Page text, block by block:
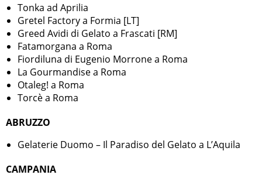
Tonka ad Aprilia
Gretel Factory a Formia [LT]
Greed Avidi di Gelato a Frascati [RM]
Fatamorgana a Roma
Fiordiluna di Eugenio Morrone a Roma
La Gourmandise a Roma
Otaleg! a Roma
Torcè a Roma
ABRUZZO
Gelaterie Duomo – Il Paradiso del Gelato a L’Aquila
CAMPANIA